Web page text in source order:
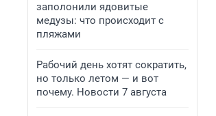
заполонили ядовитые
медузы: что происходит с
пляжами
Рабочий день хотят сократить,
но только летом — и вот
почему. Новости 7 августа